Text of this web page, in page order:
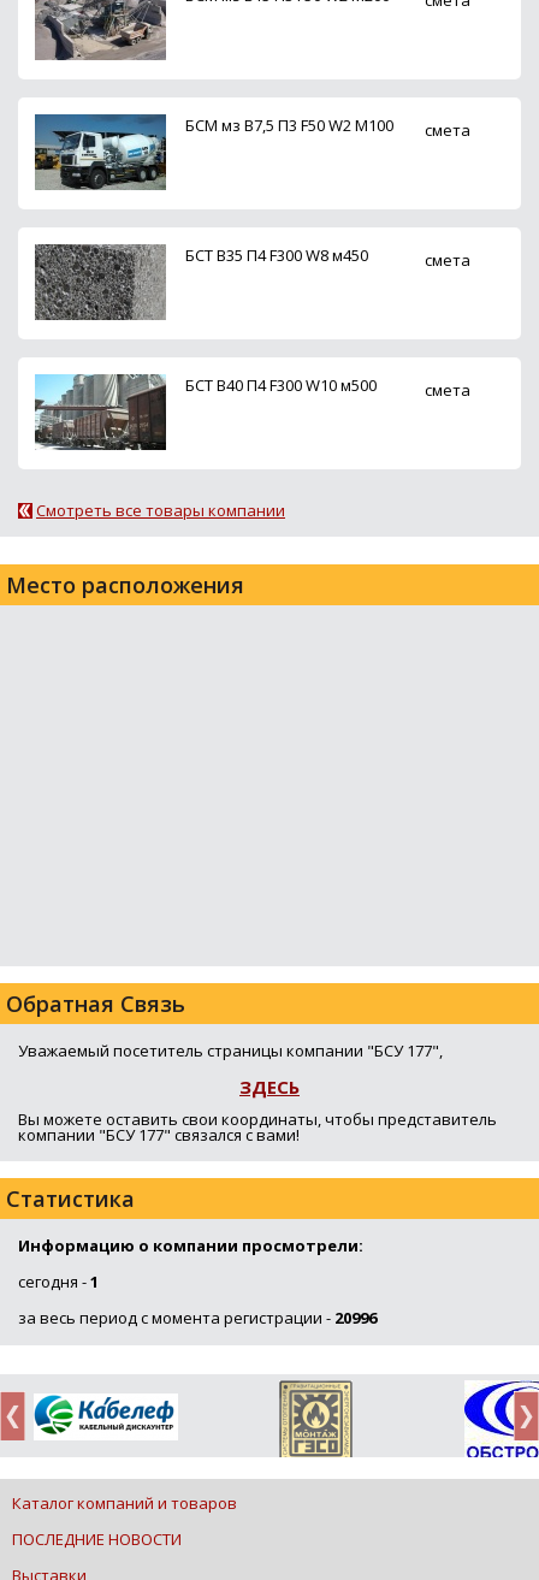
БСМ мз В7,5 П3 F50 W2 М100 смета
БСТ В35 П4 F300 W8 м450 смета
БСТ В40 П4 F300 W10 м500 смета
Смотреть все товары компании
Место расположения
Обратная Связь
Уважаемый посетитель страницы компании "БСУ 177",
ЗДЕСЬ
Вы можете оставить свои координаты, чтобы представитель
компании "БСУ 177" связался с вами!
Статистика
Информацию о компании просмотрели:
сегодня -1
за весь период с момента регистрации - 20996
Каталог компаний и товаров
ПОСЛЕДНИЕ НОВОСТИ
Выставки